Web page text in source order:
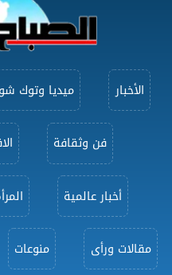
الأخبار ميديا وتوك شو
فن وثقافة
أخبار عالمية
مقالات ورأى منوعات